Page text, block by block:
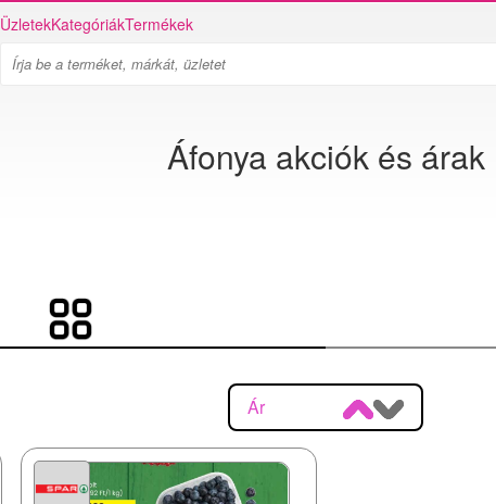
ÜzletekKategóriákTermékek
Áfonya akciók és árak
Ár